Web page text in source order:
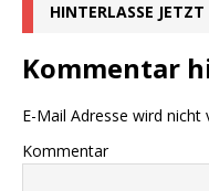
HINTERLASSE
Kommentar
E-Mail Adresse wird nicht
Kommentar